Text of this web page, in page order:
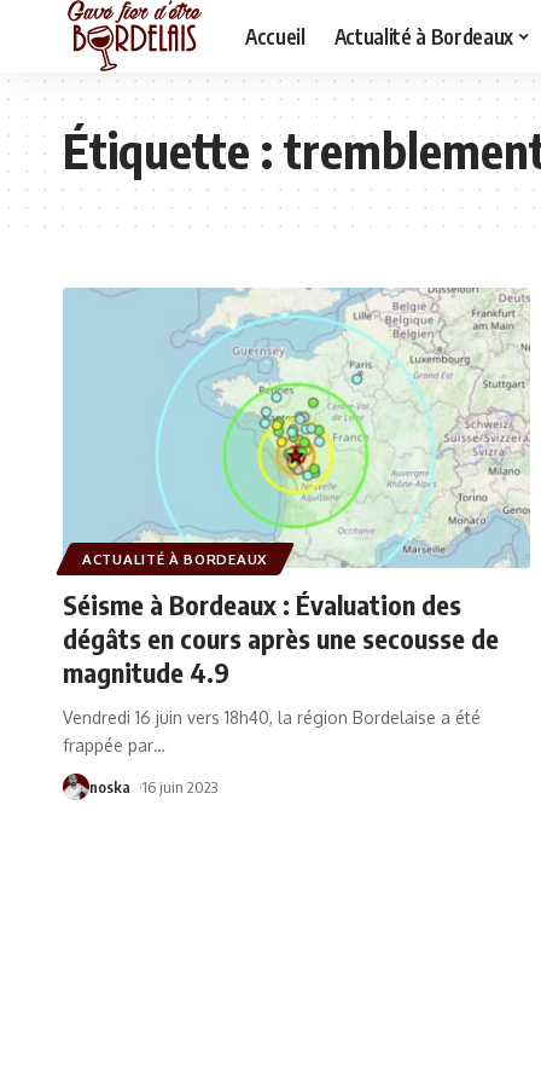
Accueil Actualité à Bordeaux
Étiquette :
ACTUALITÉ À BORDEAUX
Séisme à Bordeaux : Évaluation des
dégâts en cours après une secousse de
magnitude 4.9
Vendredi 16 juin vers 18h40, la région Bordelaise a été
frappée par…
noska 16 juin 2023